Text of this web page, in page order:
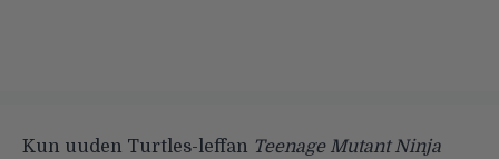
Kun uuden Turtles-leffan Teenage Mutant Ninja